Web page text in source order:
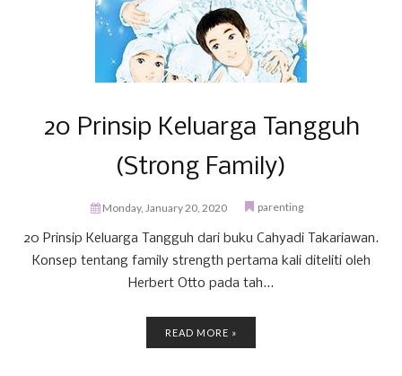
20 Prinsip Keluarga Tangguh
(Strong Family)
Monday, January 20, 2020 parenting
20 Prinsip Keluarga Tangguh dari buku Cahyadi Takariawan.
Konsep tentang family strength pertama kali diteliti oleh
Herbert Otto pada tah...
READ MORE »